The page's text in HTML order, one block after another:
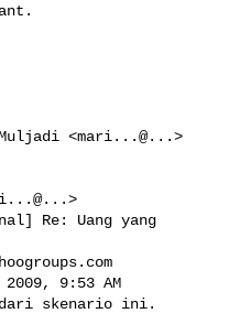
<mari...@...>
Re: Uang yang
9:53 AM
dari skenario ini.